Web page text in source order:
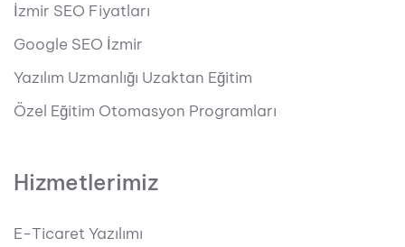
İzmir SEO Fiyatları
Google SEO İzmir
Yazılım Uzmanlığı Uzaktan Eğitim
Özel Eğitim Otomasyon Programları
Hizmetlerimiz
E-Ticaret Yazılımı